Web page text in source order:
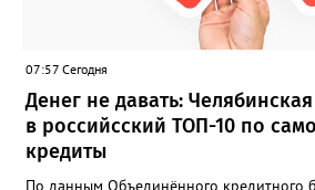
пригласить на итоговую фотосессию в
«Карту улыбок», которую можно скачать,
опубликовать в социальных сетях,
получат все, кто улыбнулся.
07:57 Сегодня
Денег не давать:
в российсский ТОП-10 по
кредиты
По данным Объединённого кредитного